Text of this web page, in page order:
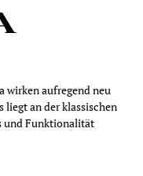
wirken aufregend neu
liegt an der klassischen
und Funktionalität